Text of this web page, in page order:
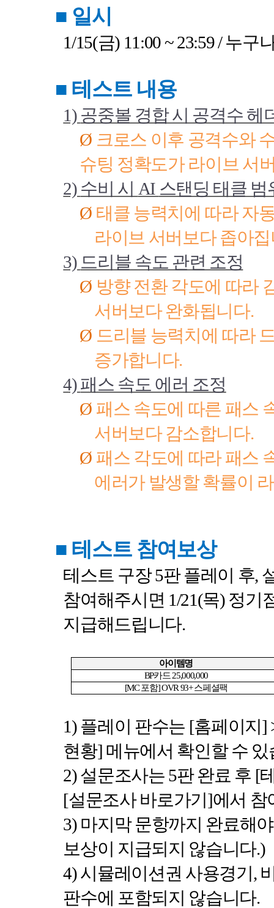
■ 일시
1/15(금) 11:00 ~ 23:59 /누구
■ 테스트 내용
1) 공중볼 경합 시 공격수 헤
Ø 크로스 이후 공격수와
슈팅 정확도가 라이브 서
2) 수비 시 AI 스탠딩 태클 범
Ø 태클 능력치에 따라 자
라이브 서버보다 좁아
3) 드리블 속도 관련 조정
Ø 방향 전환 각도에 따라
서버보다 완화됩니다.
Ø 드리블 능력치에 따라
증가합니다.
4)패스 속도 에러 조정
Ø 패스 속도에 따른 패스
서버보다 감소합니다.
Ø 패스 각도에 따라 패스
에러가 발생할 확률이
■ 테스트 참여보상
테스트 구장5판 플레이 후,
참여해주시면 1/21(목) 정기
지급해드립니다.
아이템명
BP카드 25,000,000
[MC포함] OVR 93+스페셜팩
1) 플레이 판수는 [홈페이지]
현황] 메뉴에서 확인할 수
2)설문조사는 5판 완료 후 [
[설문조사 바로가기]에서 참
3) 마지막 문항까지 완료해
보상이 지급되지 않습니다.)
4)시뮬레이션권 사용경기,
판수에 포함되지 않습니다.